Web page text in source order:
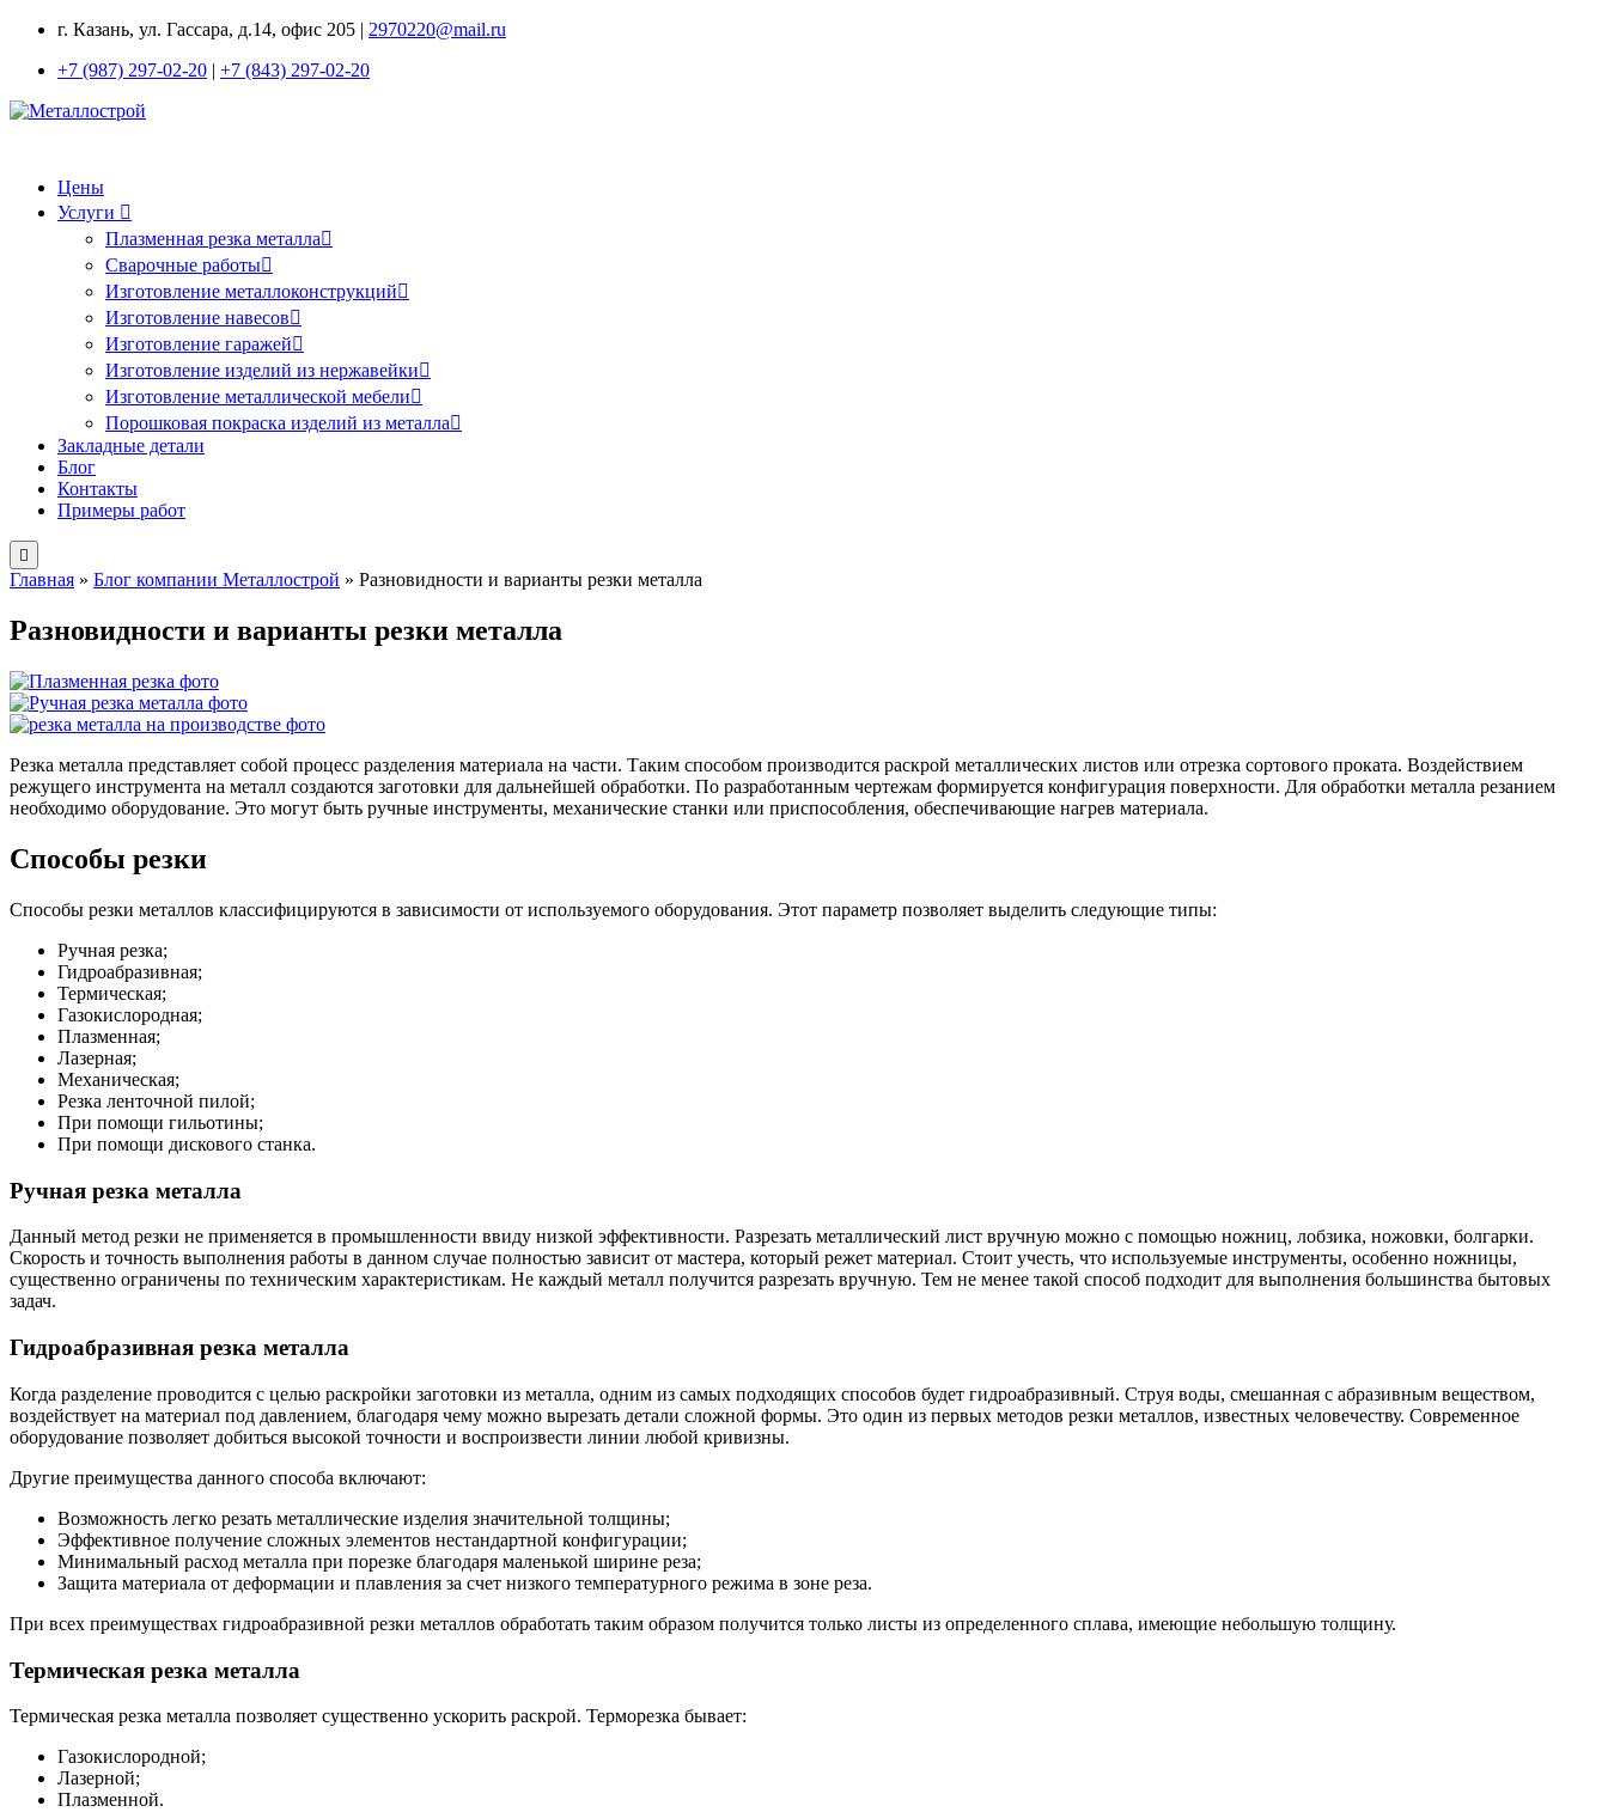
г. Казань, ул. Гассара, д.14, офис 205 | 2970220@mail.ru
+7 (987) 297-02-20 | +7 (843) 297-02-20
Цены
Услуги
Плазменная резка металла
Сварочные работы
Изготовление металлоконструкций
Изготовление навесов
Изготовление гаражей
Изготовление изделий из нержавейки
Изготовление металлической мебели
Порошковая покраска изделий из металла
Закладные детали
Блог
Контакты
Примеры работ
Главная » Блог компании Металлострой » Разновидности и варианты резки металла
Разновидности и варианты резки металла
Резка металла представляет собой процесс разделения материала на части. Таким способом производится раскрой металлических листов или отрезка сортового проката. Воздействием
режущего инструмента на металл создаются заготовки для дальнейшей обработки. По разработанным чертежам формируется конфигурация поверхности. Для обработки металла резанием
необходимо оборудование. Это могут быть ручные инструменты, механические станки или приспособления, обеспечивающие нагрев материала.
Способы резки
Способы резки металлов классифицируются в зависимости от используемого оборудования. Этот параметр позволяет выделить следующие типы:
Ручная резка;
Гидроабразивная;
Термическая;
Газокислородная;
Плазменная;
Лазерная;
Механическая;
Резка ленточной пилой;
При помощи гильотины;
При помощи дискового станка.
Ручная резка металла
Данный метод резки не применяется в промышленности ввиду низкой эффективности. Разрезать металлический лист вручную можно с помощью ножниц, лобзика, ножовки, болгарки.
Скорость и точность выполнения работы в данном случае полностью зависит от мастера, который режет материал. Стоит учесть, что используемые инструменты, особенно ножницы,
существенно ограничены по техническим характеристикам. Не каждый металл получится разрезать вручную. Тем не менее такой способ подходит для выполнения большинства бытовых
задач.
Гидроабразивная резка металла
Когда разделение проводится с целью раскройки заготовки из металла, одним из самых подходящих способов будет гидроабразивный. Струя воды, смешанная с абразивным веществом,
воздействует на материал под давлением, благодаря чему можно вырезать детали сложной формы. Это один из первых методов резки металлов, известных человечеству. Современное
оборудование позволяет добиться высокой точности и воспроизвести линии любой кривизны.
Другие преимущества данного способа включают:
Возможность легко резать металлические изделия значительной толщины;
Эффективное получение сложных элементов нестандартной конфигурации;
Минимальный расход металла при порезке благодаря маленькой ширине реза;
Защита материала от деформации и плавления за счет низкого температурного режима в зоне реза.
При всех преимуществах гидроабразивной резки металлов обработать таким образом получится только листы из определенного сплава, имеющие небольшую толщину.
Термическая резка металла
Термическая резка металла позволяет существенно ускорить раскрой. Терморезка бывает:
Газокислородной;
Лазерной;
Плазменной.